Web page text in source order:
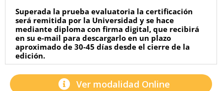
Superada la prueba evaluatoria la certificación
será remitida por la Universidad y se hace
mediante diploma con firma digital, que recibirá
en su e-mail para descargarlo en un plazo
aproximado de 30-45 días desde el cierre de la
edición.
Ver modalidad Online